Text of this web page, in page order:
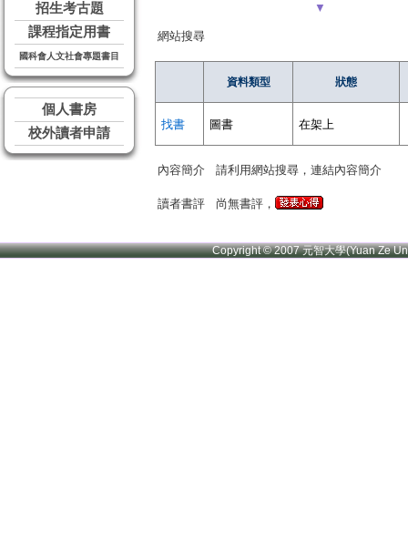
招生考古題
課程指定用書
國科會人文社會專題書目
個人書房
校外讀者申請
▼
網站搜尋
資料類型 狀態
找書 圖書 在架上
內容簡介 請利用網站搜尋，連結內容簡介
讀者書評 尚無書評，
Copyright © 2007 元智大學(Yuan Ze